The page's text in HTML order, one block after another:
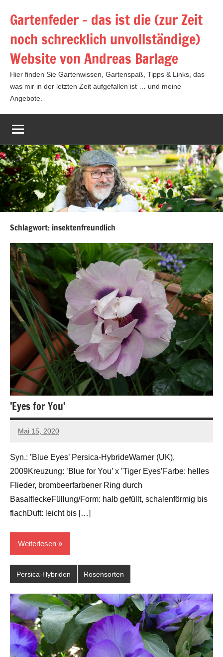
InhaltGartenfeder – das ist die (zur Zeit
noch schrecklich unvollständige)
Website von Andreas Barlage
Hier finden Sie Gartenwissen, Gartenspaß, Tipps & Links, das
was mir in der letzten Zeit aufgefallen ist … und meine
Angebote.
Schlagwort: insektenfreundlich
’Eyes for You’
Mai 15, 2020
Andreas
Syn.: ’Blue Eyes’ Persica-HybrideWarner (UK),
2009Kreuzung: ’Blue for You’ x ’Tiger Eyes’Farbe: helles
Flieder, brombeerfarbener Ring durch
BasalfleckeFüllung/Form: halb gefüllt, schalenförmig bis
flachDuft: leicht bis […]
Weiterlesen
Persica-Hybriden Rosensorten